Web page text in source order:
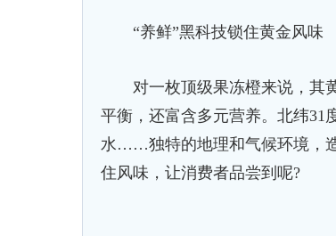
“养鲜”黑科技锁住黄金风味
对一枚顶级果冻橙来说，其黄
平衡，还富含多元营养。北纬31
水……独特的地理和气候环境，
住风味，让消费者品尝到呢?